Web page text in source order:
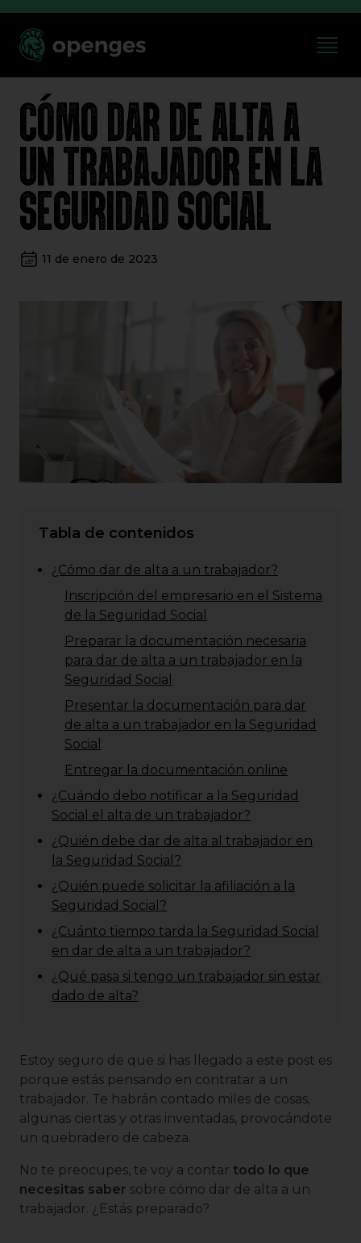
CÓMO DAR DE ALTA A
UN TRABAJADOR EN LA
SEGURIDAD SOCIAL
11 de enero de 2023
Tabla de contenidos
¿Cómo dar de alta a un trabajador?
Inscripción del empresario en el Sistema
de la Seguridad Social
Preparar la documentación necesaria
para dar de alta a un trabajador en la
Seguridad Social
Presentar la documentación para dar
de alta a un trabajador en la Seguridad
Social
Entregar la documentación online
¿Cuándo debo notificar a la Seguridad
Social el alta de un trabajador?
¿Quién debe dar de alta al trabajador en
la Seguridad Social?
¿Quién puede solicitar la afiliación a la
Seguridad Social?
¿Cuánto tiempo tarda la Seguridad Social
en dar de alta a un trabajador?
¿Qué pasa si tengo un trabajador sin estar
dado de alta?
Estoy seguro de que si has llegado a este post es
porque estás pensando en contratar a un
trabajador. Te habrán contado miles de cosas,
algunas ciertas y otras inventadas, provocándote
un quebradero de cabeza.
No te preocupes, te voy a contar todo lo que
necesitas saber sobre cómo dar de alta a un
trabajador. ¿Estás preparado?